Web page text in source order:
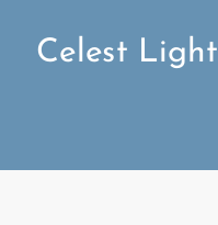
Celest Light